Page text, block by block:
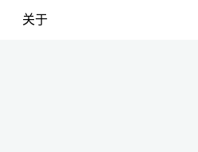
关于